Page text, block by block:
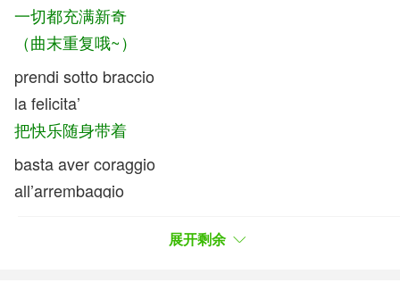
一切都充满新奇
（曲末重复哦~）
prendi sotto braccio
la felicita’
把快乐随身带着
basta aver coraggio
all’arrembaggio
展开剩余